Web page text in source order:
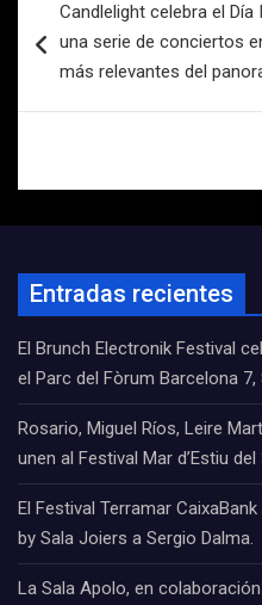
de
entradas
Candlelight celebra el
una serie de conciertos
más relevantes del
Entradas recientes
El Brunch Electronik Festival
el Parc del Fòrum Barcelona
Rosario, Miguel Ríos, Leire
unen al Festival Mar d’Estiu
El Festival Terramar
by Sala Joiers a Sergio Dalma.
La Sala Apolo, en